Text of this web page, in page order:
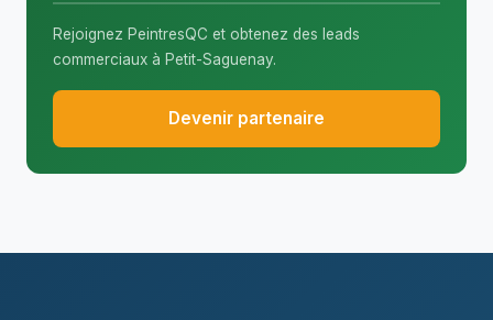
Rejoignez PeintresQC et obtenez des leads
commerciaux à Petit-Saguenay.
Devenir partenaire